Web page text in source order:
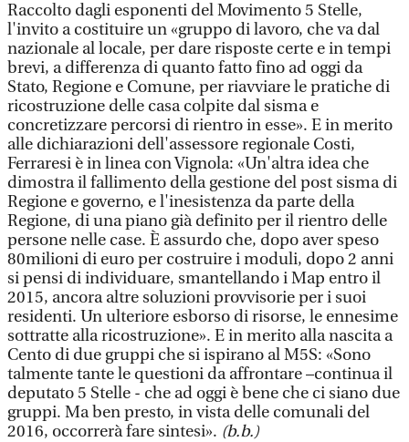
Raccolto dagli esponenti del Movimento 5 Stelle,
l'invito a costituire un «gruppo di lavoro, che va dal
nazionale al locale, per dare risposte certe e in tempi
brevi, a differenza di quanto fatto fino ad oggi da
Stato, Regione e Comune, per riavviare le pratiche di
ricostruzione delle casa colpite dal sisma e
concretizzare percorsi di rientro in esse». E in merito
alle dichiarazioni dell'assessore regionale Costi,
Ferraresi è in linea con Vignola: «Un'altra idea che
dimostra il fallimento della gestione del post sisma di
Regione e governo, e l'inesistenza da parte della
Regione, di una piano già definito per il rientro delle
persone nelle case. È assurdo che, dopo aver speso
80milioni di euro per costruire i moduli, dopo 2 anni
si pensi di individuare, smantellando i Map entro il
2015, ancora altre soluzioni provvisorie per i suoi
residenti. Un ulteriore esborso di risorse, le ennesime
sottratte alla ricostruzione». E in merito alla nascita a
Cento di due gruppi che si ispirano al M5S: «Sono
talmente tante le questioni da affrontare –continua il
deputato 5 Stelle - che ad oggi è bene che ci siano due
gruppi. Ma ben presto, in vista delle comunali del
2016, occorrerà fare sintesi». (b.b.)